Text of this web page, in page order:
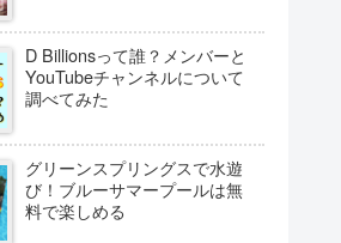
D Billionsって誰？メンバーと
YouTubeチャンネルについて
調べてみた
グリーンスプリングスで水遊
び！ブルーサマープールは無
料で楽しめる